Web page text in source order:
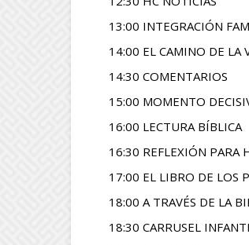
13:00 INTEGRACIÓN
14:00 EL CAMINO DE LA
14:30 COMENTARIOS
15:00 MOMENTO
16:00 LECTURA BÍBLICA
16:30 REFLEXIÓN PARA
17:00 EL LIBRO DE LOS
18:00 A TRAVÉS DE LA
18:30 CARRUSEL